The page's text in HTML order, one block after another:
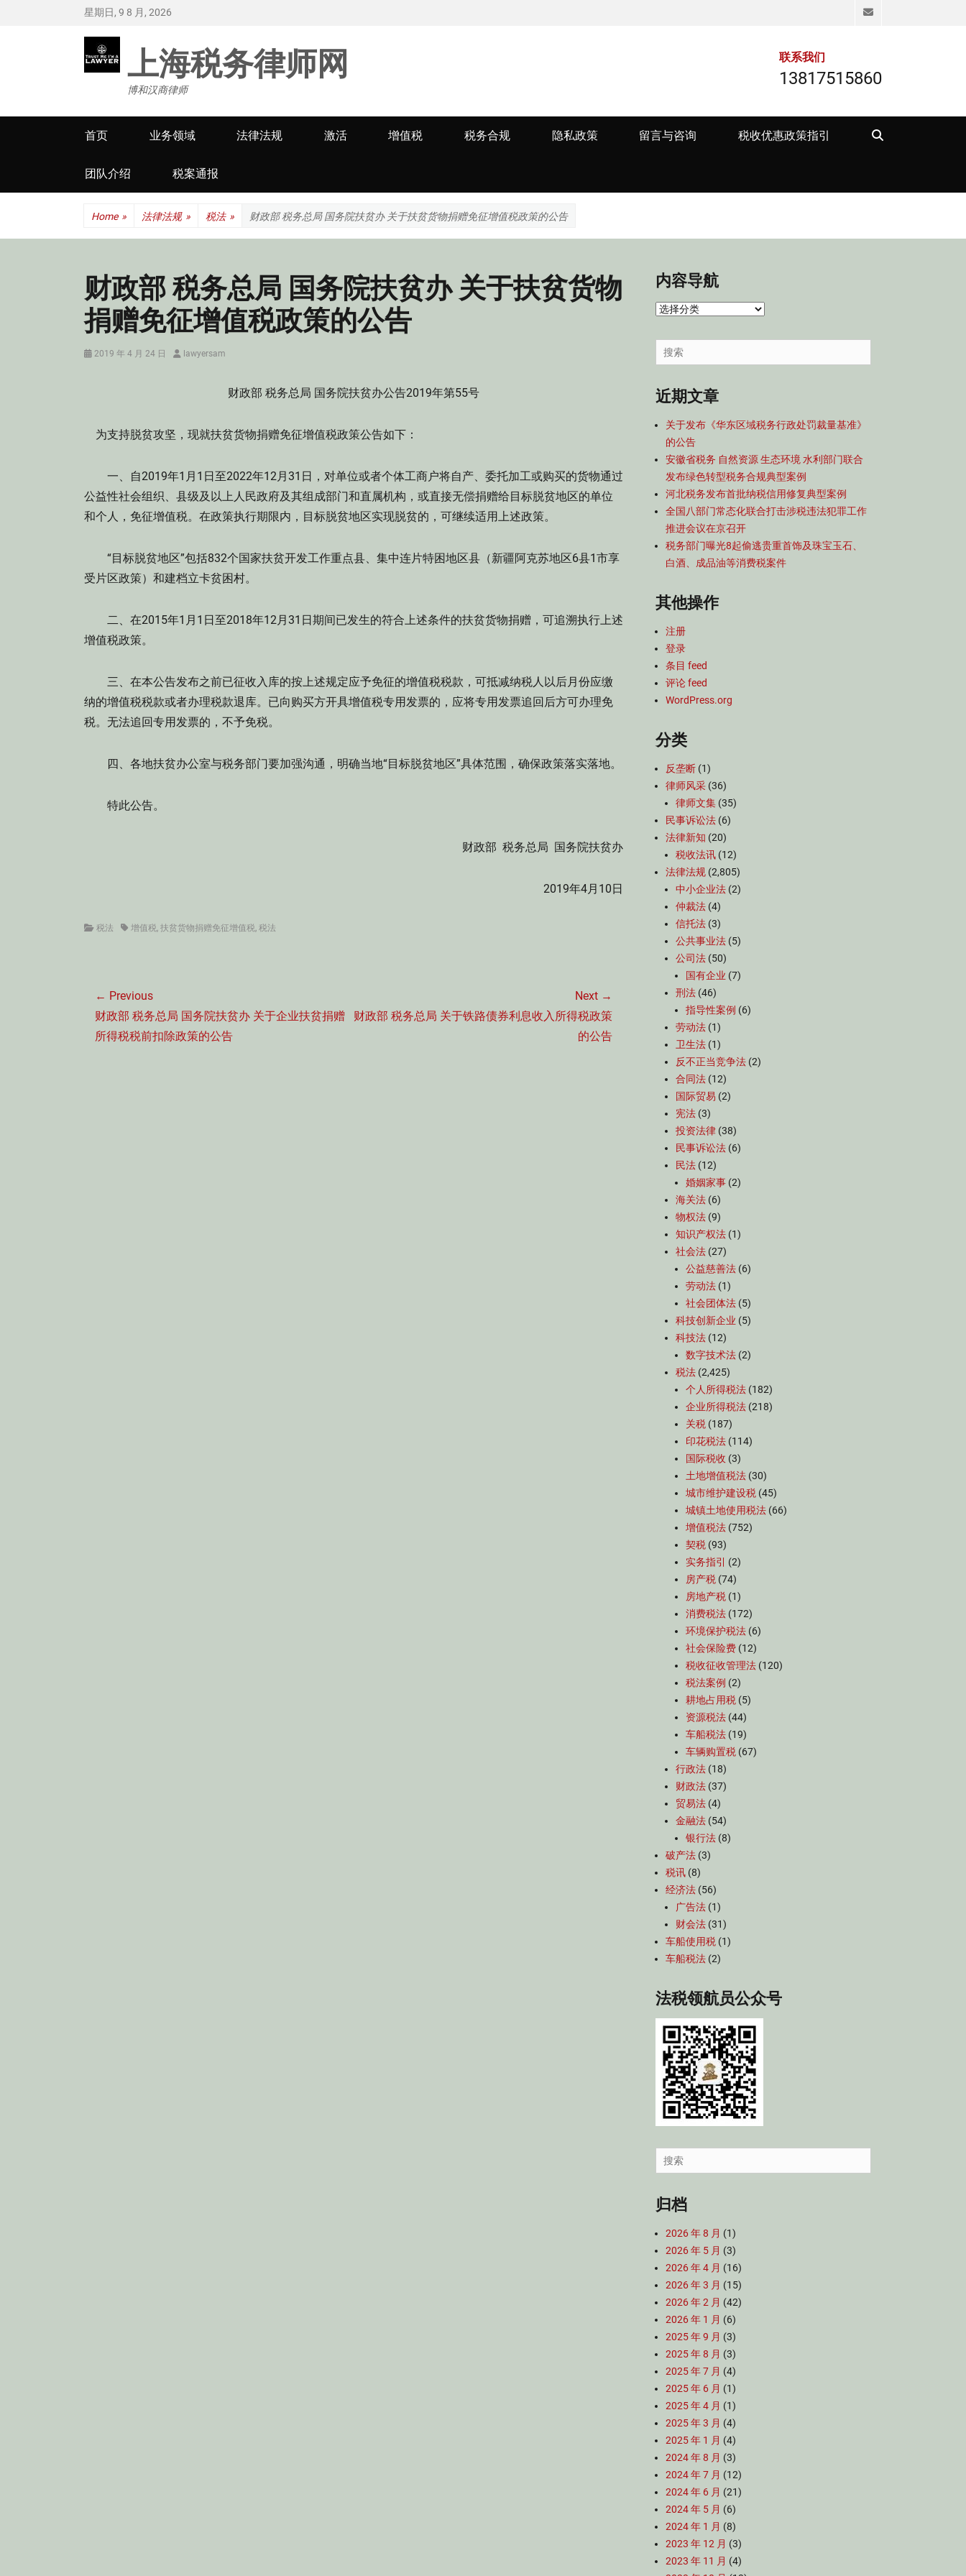
星期日, 9 8 月, 2026 Email
上海税务律师网
博和汉商律师
联系我们
13817515860
Primary
menu
首页 业务领域 法律法规 激活 增值税 税务合规 隐私政策 留言与咨询 税收优惠政策指引
团队介绍 税案通报
Home » 法律法规 » 税法 » 财政部 税务总局 国务院扶贫办 关于扶贫货物捐赠免征增值税政策的公告
财政部 税务总局 国务院扶贫办 关于扶贫货物
捐赠免征增值税政策的公告
Posted
2019 年 4 月 24 日 Authorlawyersam
财政部 税务总局 国务院扶贫办公告2019年第55号
为支持脱贫攻坚，现就扶贫货物捐赠免征增值税政策公告如下：
一、自2019年1月1日至2022年12月31日，对单位或者个体工商户将自产、委托加工或购买的货物通过
公益性社会组织、县级及以上人民政府及其组成部门和直属机构，或直接无偿捐赠给目标脱贫地区的单位
和个人，免征增值税。在政策执行期限内，目标脱贫地区实现脱贫的，可继续适用上述政策。
“目标脱贫地区”包括832个国家扶贫开发工作重点县、集中连片特困地区县（新疆阿克苏地区6县1市享
受片区政策）和建档立卡贫困村。
二、在2015年1月1日至2018年12月31日期间已发生的符合上述条件的扶贫货物捐赠，可追溯执行上述
增值税政策。
三、在本公告发布之前已征收入库的按上述规定应予免征的增值税税款，可抵减纳税人以后月份应缴
纳的增值税税款或者办理税款退库。已向购买方开具增值税专用发票的，应将专用发票追回后方可办理免
税。无法追回专用发票的，不予免税。
四、各地扶贫办公室与税务部门要加强沟通，明确当地“目标脱贫地区”具体范围，确保政策落实落地。
特此公告。
财政部 税务总局 国务院扶贫办
2019年4月10日
Categories
税法 Tags增值税, 扶贫货物捐赠免征增值税, 税法
章
导
航
← Previous
Previous
post:
财政部 税务总局 国务院扶贫办 关于企业扶贫捐赠
所得税税前扣除政策的公告
Next →
Next
财政部 税务总局 关于铁路债券利息收入所得税政策
的公告
内容导航
内
导
航
Search
for:
近期文章
关于发布《华东区域税务行政处罚裁量基准》
的公告
安徽省税务 自然资源 生态环境 水利部门联合
发布绿色转型税务合规典型案例
河北税务发布首批纳税信用修复典型案例
全国八部门常态化联合打击涉税违法犯罪工作
推进会议在京召开
税务部门曝光8起偷逃贵重首饰及珠宝玉石、
白酒、成品油等消费税案件
其他操作
注册
登录
条目 feed
评论 feed
WordPress.org
分类
反垄断 (1)
律师风采 (36)
律师文集 (35)
民事诉讼法 (6)
法律新知 (20)
税收法讯 (12)
法律法规 (2,805)
中小企业法 (2)
仲裁法 (4)
信托法 (3)
公共事业法 (5)
公司法 (50)
国有企业 (7)
刑法 (46)
指导性案例 (6)
劳动法 (1)
卫生法 (1)
反不正当竞争法 (2)
合同法 (12)
国际贸易 (2)
宪法 (3)
投资法律 (38)
民事诉讼法 (6)
民法 (12)
婚姻家事 (2)
海关法 (6)
物权法 (9)
知识产权法 (1)
社会法 (27)
公益慈善法 (6)
劳动法 (1)
社会团体法 (5)
科技创新企业 (5)
科技法 (12)
数字技术法 (2)
税法 (2,425)
个人所得税法 (182)
企业所得税法 (218)
关税 (187)
印花税法 (114)
国际税收 (3)
土地增值税法 (30)
城市维护建设税 (45)
城镇土地使用税法 (66)
增值税法 (752)
契税 (93)
实务指引
(2)
房产税 (74)
房地产税 (1)
消费税法 (172)
环境保护税法 (6)
社会保险费 (12)
税收征收管理法 (120)
税法案例 (2)
耕地占用税 (5)
资源税法 (44)
车船税法 (19)
车辆购置税 (67)
行政法 (18)
财政法 (37)
贸易法 (4)
金融法 (54)
银行法 (8)
破产法 (3)
税讯 (8)
经济法 (56)
广告法 (1)
财会法 (31)
车船使用税 (1)
车船税法 (2)
法税领航员公众号
Search
for:
归档
2026 年 8 月 (1)
2026 年 5 月 (3)
2026 年 4 月 (16)
2026 年 3 月 (15)
2026 年 2 月 (42)
2026 年 1 月 (6)
2025 年 9 月 (3)
2025 年 8 月 (3)
2025 年 7 月 (4)
2025 年 6 月 (1)
2025 年 4 月 (1)
2025 年 3 月 (4)
2025 年 1 月 (4)
2024 年 8 月 (3)
2024 年 7 月 (12)
2024 年 6 月 (21)
2024 年 5 月 (6)
2024 年 1 月 (8)
2023 年 12 月 (3)
2023 年 11 月 (4)